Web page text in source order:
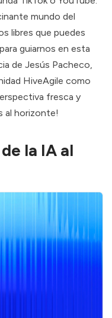
mundo del
libres que puedes
guiarnos en esta
de Jesús Pacheco
HiveAgile como
fresca y
al horizonte!
la IA al